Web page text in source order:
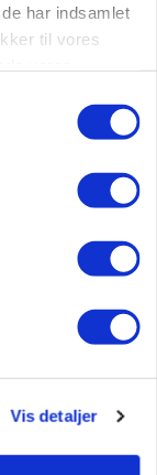
har indsamlet
til vores
Vis detaljer